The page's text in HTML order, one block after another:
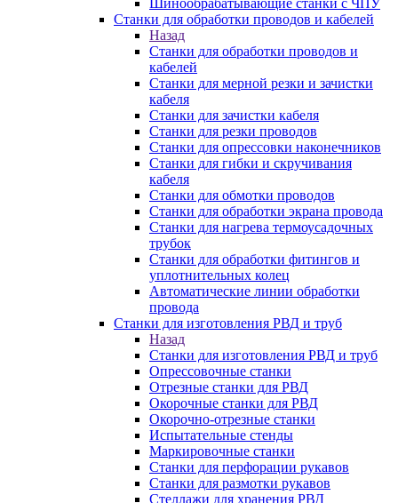
Шинообрабатывающие станки с ЧПУ
Станки для обработки проводов и кабелей
Назад
Станки для обработки проводов и
кабелей
Станки для мерной резки и зачистки
кабеля
Станки для зачистки кабеля
Станки для резки проводов
Станки для опрессовки наконечников
Станки для гибки и скручивания
кабеля
Станки для обмотки проводов
Станки для обработки экрана провода
Станки для нагрева термоусадочных
трубок
Станки для обработки фитингов и
уплотнительных колец
Автоматические линии обработки
провода
Станки для изготовления РВД и труб
Назад
Станки для изготовления РВД и труб
Опрессовочные станки
Отрезные станки для РВД
Окорочные станки для РВД
Окорочно-отрезные станки
Испытательные стенды
Маркировочные станки
Станки для перфорации рукавов
Станки для размотки рукавов
Стеллажи для хранения РВД